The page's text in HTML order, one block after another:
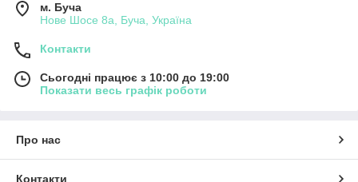
ЗFUZION MAX
справжніми майстрами трансформації, створюючи захопливі
пригоди з новими героями.
м. Буча
Нове Шосе 8а, Буча, Україна
Контакти
Сьогодні працює з 10:00 до 19:00
Показати весь графік роботи
Про нас
Контакти